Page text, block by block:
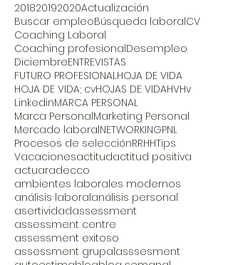
201820192020Actualización
Buscar empleoBúsqueda laboralCV
Coaching Laboral
Coaching profesionalDesempleo
DiciembreENTREVISTAS
FUTURO PROFESIONALHOJA DE VIDA
HOJA DE VIDA; cvHOJAS DE VIDAHVHv
LinkedinMARCA PERSONAL
Marca PersonalMarketing Personal
Mercado laboralNETWORKINGPNL
Procesos de selecciónRRHHTips
Vacacionesactitudactitud positiva
actuaradecco
ambientes laborales modernos
análisis laboralanálisis personal
asertividadassessment
assessment centre
assessment exitoso
assessment grupalasssesment